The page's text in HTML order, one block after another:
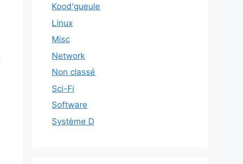
Kood'gueule
Linux
Misc
Network
Non classé
Sci-Fi
Software
Système D